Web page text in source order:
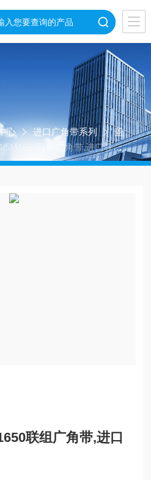
心 进口广角带系列
盖
5M1650联组广角带,进口联体
联组广角带,进口